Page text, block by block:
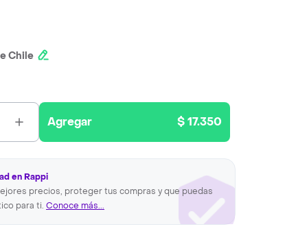
Chile
Agregar $ 17.350
en Rappi
precios, proteger tus compras y que puedas
para ti. Conoce más...